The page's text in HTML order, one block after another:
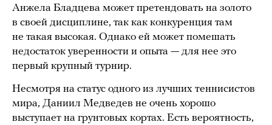
Анжела Бладцева может претендовать на золото
в своей дисциплине, так как конкуренция там
не такая высокая. Однако ей может помешать
недостаток уверенности и опыта — для нее это
первый крупный турнир.
Несмотря на статус одного из лучших теннисистов
мира, Даниил Медведев не очень хорошо
выступает на грунтовых кортах. Есть вероятность,